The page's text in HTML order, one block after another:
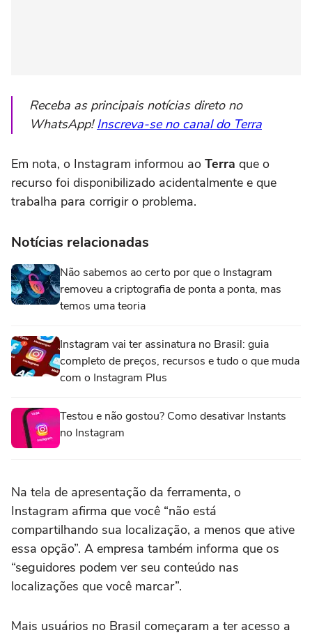
Receba as principais notícias direto no
WhatsApp!Inscreva-se no canal do Terra
Em nota, o Instagram informou ao Terra que o
recurso foi disponibilizado acidentalmente e que
trabalha para corrigir o problema.
Notícias relacionadas
Não sabemos ao certo por que o Instagram
removeu a criptografia de ponta a ponta, mas
temos uma teoria
Instagram vai ter assinatura no Brasil: guia
completo de preços, recursos e tudo o que muda
com o Instagram Plus
Testou e não gostou? Como desativar Instants
no Instagram
Na tela de apresentação da ferramenta, o
Instagram afirma que você “não está
compartilhando sua localização, a menos que ative
essa opção”. A empresa também informa que os
“seguidores podem ver seu conteúdo nas
localizações que você marcar”.
Mais usuários no Brasil começaram a ter acesso a